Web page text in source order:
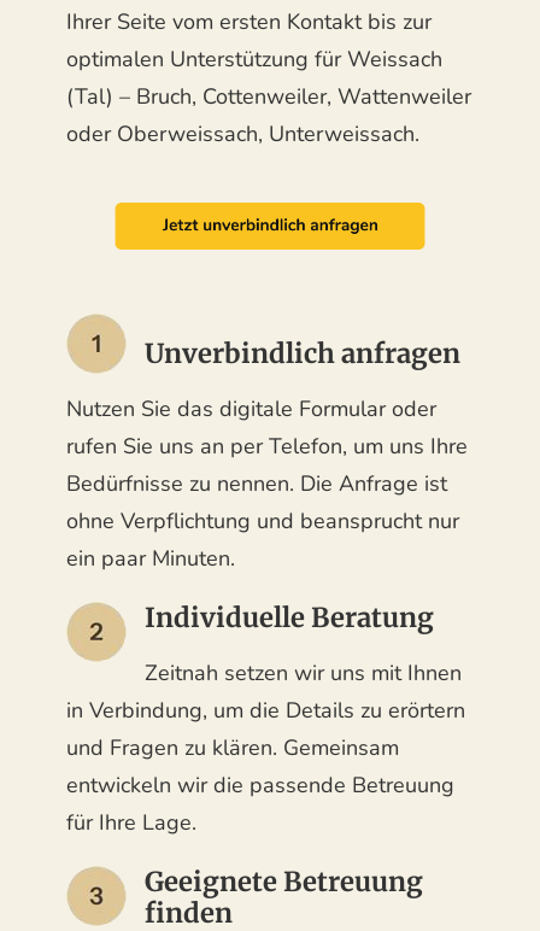
Ihrer Seite vom ersten Kontakt bis zur
optimalen Unterstützung für Weissach
(Tal) – Bruch, Cottenweiler, Wattenweiler
oder Oberweissach, Unterweissach.
Unverbindlich anfragen
Nutzen Sie das digitale Formular oder
rufen Sie uns an per Telefon, um uns Ihre
Bedürfnisse zu nennen. Die Anfrage ist
ohne Verpflichtung und beansprucht nur
ein paar Minuten.
Individuelle Beratung
Zeitnah setzen wir uns mit Ihnen
in Verbindung, um die Details zu erörtern
und Fragen zu klären. Gemeinsam
entwickeln wir die passende Betreuung
für Ihre Lage.
Geeignete Betreuung
finden